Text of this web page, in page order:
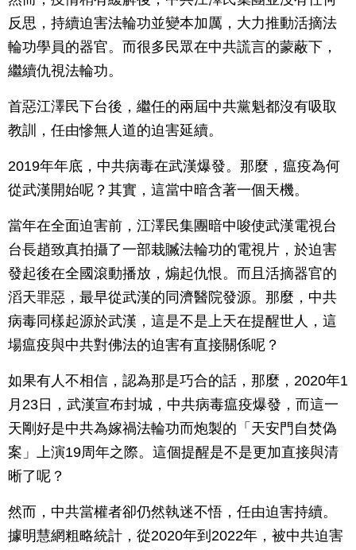
反思，持續迫害法輪功並變本加厲，大力推動活摘法
輪功學員的器官。而很多民眾在中共謊言的蒙蔽下，
繼續仇視法輪功。
首惡江澤民下台後，繼任的兩屆中共黨魁都沒有吸取
教訓，任由慘無人道的迫害延續。
2019年年底，中共病毒在武漢爆發。那麼，瘟疫為何
從武漢開始呢？其實，這當中暗含著一個天機。
當年在全面迫害前，江澤民集團暗中唆使武漢電視台
台長趙致真拍攝了一部栽贓法輪功的電視片，於迫害
發起後在全國滾動播放，煽起仇恨。而且活摘器官的
滔天罪惡，最早從武漢的同濟醫院發源。那麼，中共
病毒同樣起源於武漢，這是不是上天在提醒世人，這
場瘟疫與中共對佛法的迫害有直接關係呢？
如果有人不相信，認為那是巧合的話，那麼，2020年1
月23日，武漢宣布封城，中共病毒瘟疫爆發，而這一
天剛好是中共為嫁禍法輪功而炮製的「天安門自焚偽
案」上演19周年之際。這個提醒是不是更加直接與清
晰了呢？
然而，中共當權者卻仍然執迷不悟，任由迫害持續。
據明慧網粗略統計，從2020年到2022年，被中共迫害